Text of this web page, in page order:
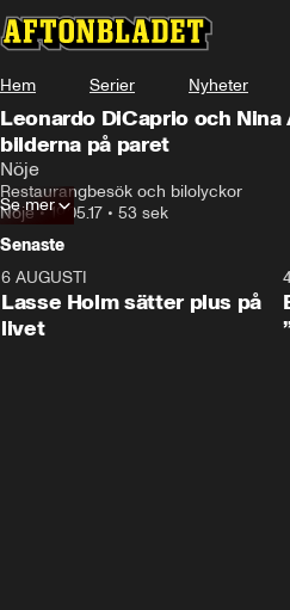
Hem Serier Nyheter
Leonardo DiCaprio och
bilderna på paret
Nöje
Restaurangbesök och bilolyckor
Nöje•19.05.17 • 53 sek
Se mer
Senaste
6 AUGUSTI
Lasse Holm sätter plus på
livet